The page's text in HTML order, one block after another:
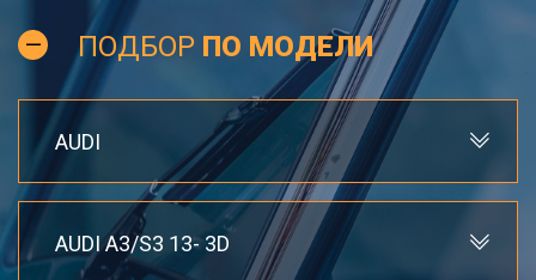
ПОДБОР ПО МОДЕЛИ
AUDI
AUDI A3/S3 13- 3D